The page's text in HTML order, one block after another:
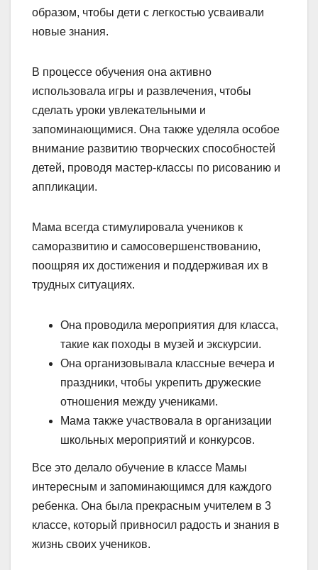
образом, чтобы дети с легкостью усваивали
новые знания.
В процессе обучения она активно
использовала игры и развлечения, чтобы
сделать уроки увлекательными и
запоминающимися. Она также уделяла особое
внимание развитию творческих способностей
детей, проводя мастер-классы по рисованию и
аппликации.
Мама всегда стимулировала учеников к
саморазвитию и самосовершенствованию,
поощряя их достижения и поддерживая их в
трудных ситуациях.
Она проводила мероприятия для класса,
такие как походы в музей и экскурсии.
Она организовывала классные вечера и
праздники, чтобы укрепить дружеские
отношения между учениками.
Мама также участвовала в организации
школьных мероприятий и конкурсов.
Все это делало обучение в классе Мамы
интересным и запоминающимся для каждого
ребенка. Она была прекрасным учителем в 3
классе, который привносил радость и знания в
жизнь своих учеников.